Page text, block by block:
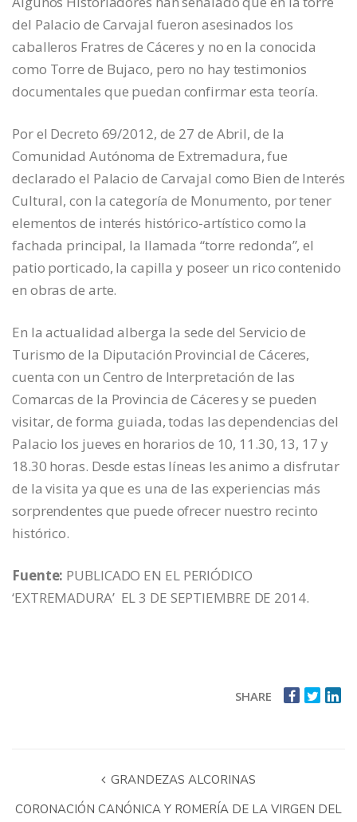
del Palacio de Carvajal fueron asesinados los
caballeros Fratres de Cáceres y no en la conocida
como Torre de Bujaco, pero no hay testimonios
documentales que puedan confirmar esta teoría.
Por el Decreto 69/2012, de 27 de Abril, de la
Comunidad Autónoma de Extremadura, fue
declarado el Palacio de Carvajal como Bien de Interés
Cultural, con la categoría de Monumento, por tener
elementos de interés histórico-artístico como la
fachada principal, la llamada “torre redonda”, el
patio porticado, la capilla y poseer un rico contenido
en obras de arte.
En la actualidad alberga la sede del Servicio de
Turismo de la Diputación Provincial de Cáceres,
cuenta con un Centro de Interpretación de las
Comarcas de la Provincia de Cáceres y se pueden
visitar, de forma guiada, todas las dependencias del
Palacio los jueves en horarios de 10, 11.30, 13, 17 y
18.30 horas. Desde estas líneas les animo a disfrutar
de la visita ya que es una de las experiencias más
sorprendentes que puede ofrecer nuestro recinto
histórico.
Fuente: PUBLICADO EN EL PERIÓDICO
‘EXTREMADURA’ EL 3 DE SEPTIEMBRE DE 2014.
SHARE
GRANDEZAS ALCORINAS
CORONACIÓN CANÓNICA Y ROMERÍA DE LA VIRGEN DEL